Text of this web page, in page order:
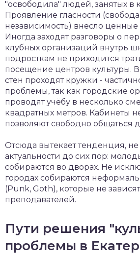
"освободила" людей, занятых в
Проявление гласности
независимость) внесло
Иногда заходят разговоры о
клубных организаций внутрь
подросткам не приходится
посещение центров культуры.
стен проходят кружки -
проблемы, так как городские
проводят учёбу в несколько
квадратных метров. Кабинеты
позволяют свободно общаться
Отсюда вытекает тенденция,
актуальности до сих пор:
собираются во дворах. Не
городах собираются
(Punk, Goth), которые не
преподавателей.
Пути решения
проблемы в